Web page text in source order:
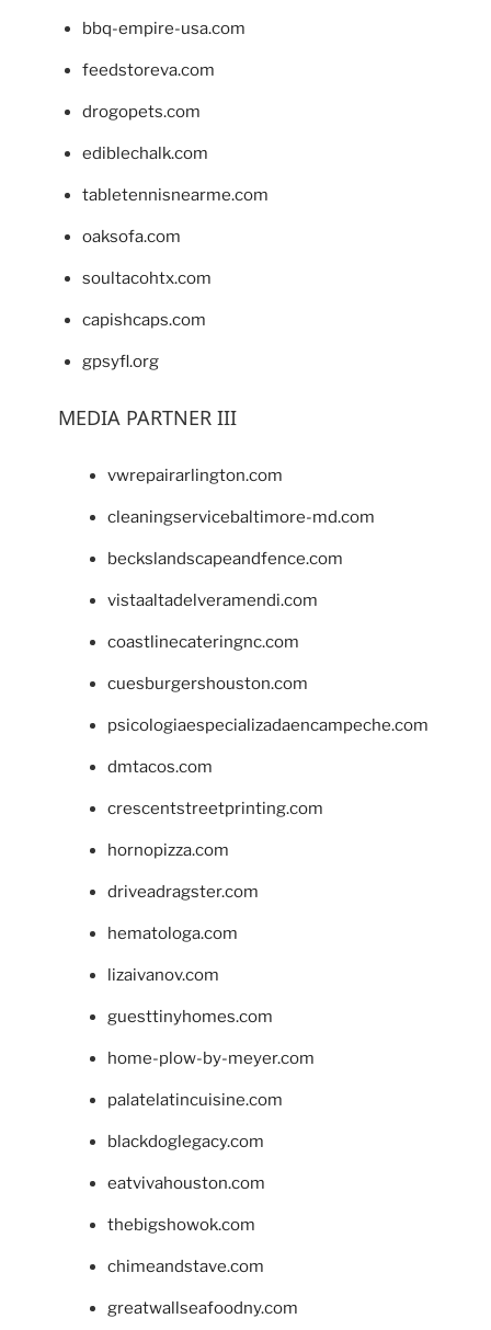
bbq-empire-usa.com
feedstoreva.com
drogopets.com
ediblechalk.com
tabletennisnearme.com
oaksofa.com
soultacohtx.com
capishcaps.com
gpsyfl.org
MEDIA PARTNER III
vwrepairarlington.com
cleaningservicebaltimore-md.com
beckslandscapeandfence.com
vistaaltadelveramendi.com
coastlinecateringnc.com
cuesburgershouston.com
psicologiaespecializadaencampeche.com
dmtacos.com
crescentstreetprinting.com
hornopizza.com
driveadragster.com
hematologa.com
lizaivanov.com
guesttinyhomes.com
home-plow-by-meyer.com
palatelatincuisine.com
blackdoglegacy.com
eatvivahouston.com
thebigshowok.com
chimeandstave.com
greatwallseafoodny.com